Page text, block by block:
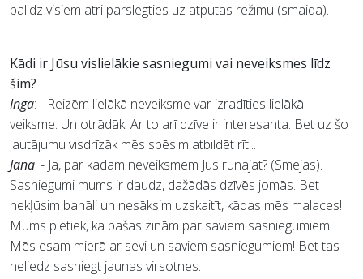
palīdz visiem ātri pārslēgties uz atpūtas režīmu (smaida).
Kādi ir Jūsu vislielākie sasniegumi vai neveiksmes līdz
šim?
Inga: - Reizēm lielākā neveiksme var izradīties lielākā
veiksme. Un otrādāk. Ar to arī dzīve ir interesanta. Bet uz šo
jautājumu visdrīzāk mēs spēsim atbildēt rīt...
Jana: - Jā, par kādām neveiksmēm Jūs runājat? (Smejas).
Sasniegumi mums ir daudz, dažādās dzīvēs jomās. Bet
nekļūsim banāli un nesāksim uzskaitīt, kādas mēs malaces!
Mums pietiek, ka pašas zinām par saviem sasniegumiem.
Mēs esam mierā ar sevi un saviem sasniegumiem! Bet tas
neliedz sasniegt jaunas virsotnes.